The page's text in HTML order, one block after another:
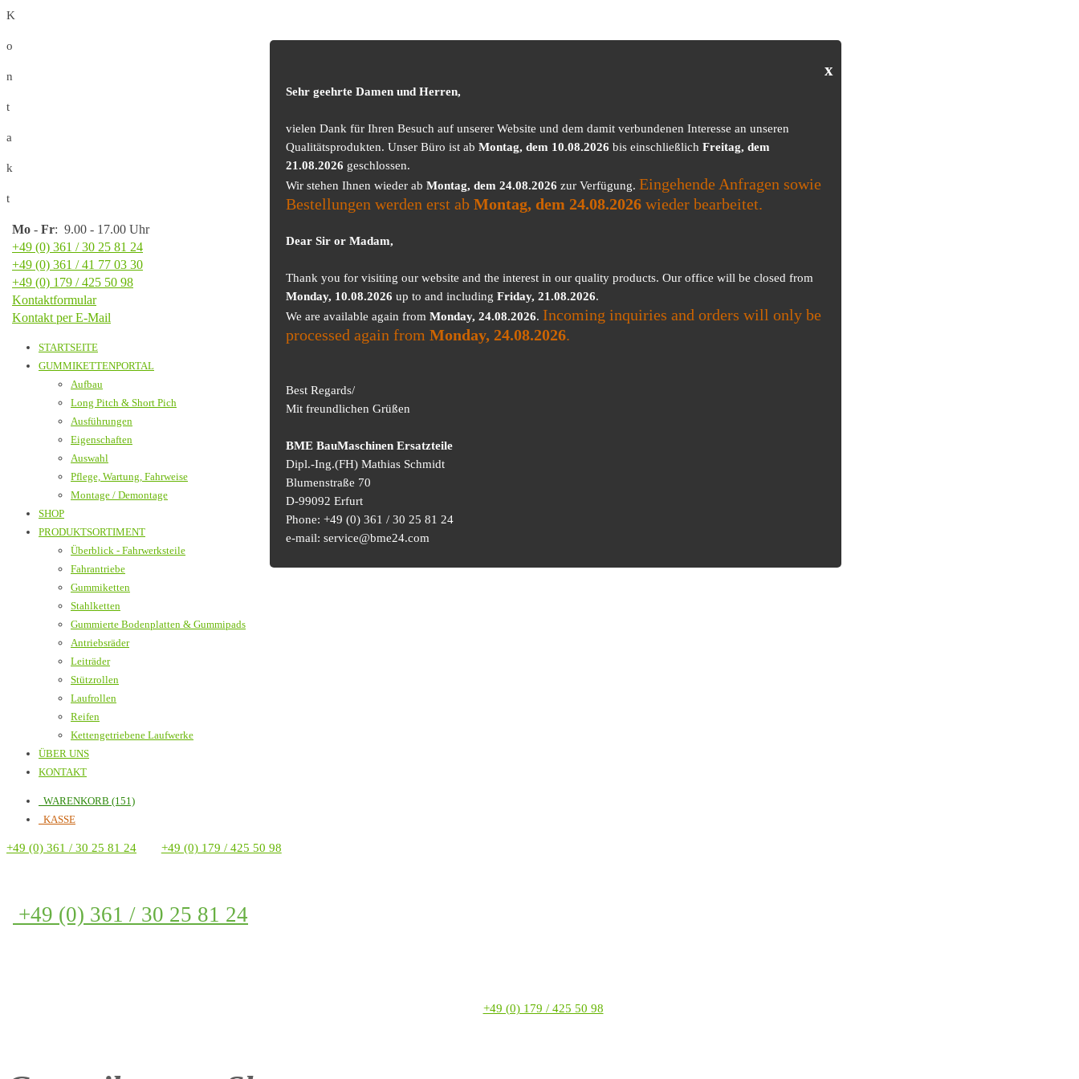
K
o
n
t
a
k
t
Mo - Fr: 9.00 - 17.00 Uhr
+49 (0) 361 / 30 25 81 24
+49 (0) 361 / 41 77 03 30
+49 (0) 179 / 425 50 98
Kontaktformular
Kontakt per E-Mail
STARTSEITE
GUMMIKETTENPORTAL
Aufbau
Long Pitch & Short Pich
Ausführungen
Eigenschaften
Auswahl
Pflege, Wartung, Fahrweise
Montage / Demontage
SHOP
PRODUKTSORTIMENT
Überblick - Fahrwerksteile
Fahrantriebe
Gummiketten
Stahlketten
Gummierte Bodenplatten & Gummipads
Antriebsräder
Leiträder
Stützrollen
Laufrollen
Reifen
Kettengetriebene Laufwerke
ÜBER UNS
KONTAKT
WARENKORB (151)
KASSE
+49 (0) 361 / 30 25 81 24 +49 (0) 179 / 425 50 98
+49 (0) 361 / 30 25 81 24
+49 (0) 179 / 425 50 98
x
Sehr geehrte Damen und Herren,
vielen Dank für Ihren Besuch auf unserer Website und dem damit verbundenen Interesse an unseren
Qualitätsprodukten. Unser Büro ist ab Montag, dem 10.08.2026 bis einschließlich Freitag, dem
21.08.2026 geschlossen.
Wir stehen Ihnen wieder ab Montag, dem 24.08.2026 zur Verfügung. Eingehende Anfragen sowie
Bestellungen werden erst ab Montag, dem 24.08.2026 wieder bearbeitet.
Dear Sir or Madam,
Thank you for visiting our website and the interest in our quality products. Our office will be closed from
Monday, 10.08.2026 up to and including Friday, 21.08.2026.
We are available again from Monday, 24.08.2026. Incoming inquiries and orders will only be
processed again from Monday, 24.08.2026.
Best Regards/
Mit freundlichen Grüßen
BME BauMaschinen Ersatzteile
Dipl.-Ing.(FH) Mathias Schmidt
Blumenstraße 70
D-99092 Erfurt
Phone: +49 (0) 361 / 30 25 81 24
e-mail: service@bme24.com